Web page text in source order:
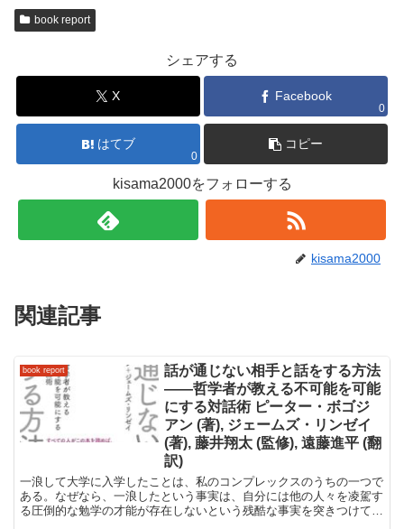
book report
シェアする
X Facebook
0
はてブ
0
コピー
kisama2000をフォローする
kisama2000
関連記事
book report
話が通じない相手と話をする方法
――哲学者が教える不可能を可能
にする対話術 ピーター・ボゴジ
アン (著), ジェームズ・リンゼイ
(著), 藤井翔太 (監修), 遠藤進平 (翻
訳)
一浪して大学に入学したことは、私のコンプレックスのうちの一つで
ある。なぜなら、一浪したという事実は、自分には他の人々を凌駕す
る圧倒的な勉学の才能が存在しないという残酷な事実を突きつけてく